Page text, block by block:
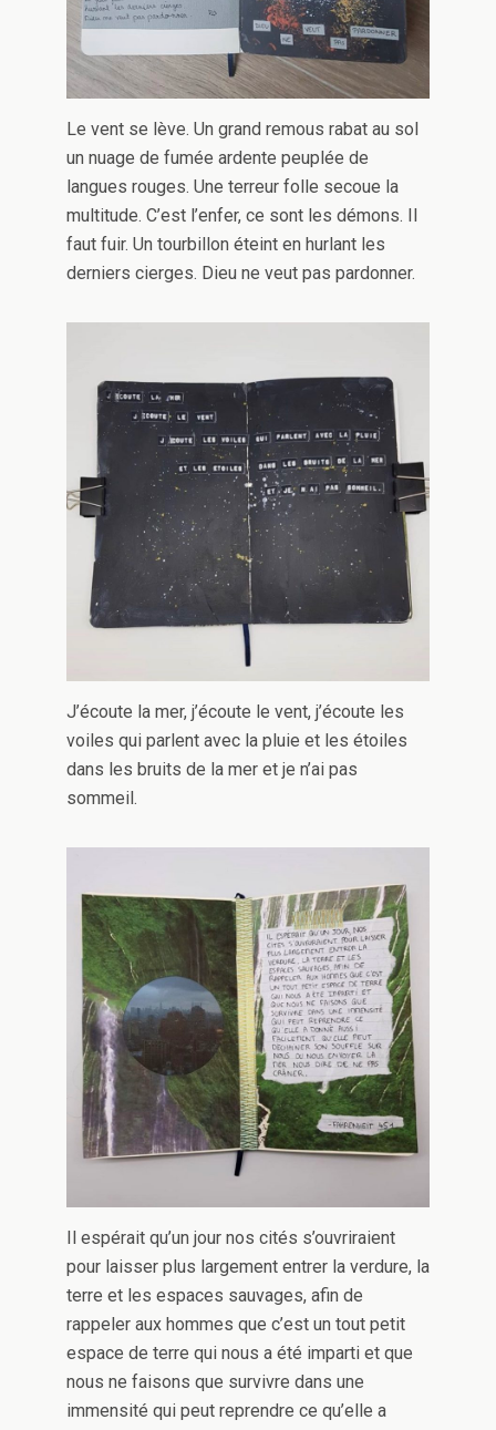
Le vent se lève. Un grand remous rabat au sol
un nuage de fumée ardente peuplée de
langues rouges. Une terreur folle secoue la
multitude. C’est l’enfer, ce sont les démons. Il
faut fuir. Un tourbillon éteint en hurlant les
derniers cierges. Dieu ne veut pas pardonner.
J’écoute la mer, j’écoute le vent, j’écoute les
voiles qui parlent avec la pluie et les étoiles
dans les bruits de la mer et je n’ai pas
sommeil.
Il espérait qu’un jour nos cités s’ouvriraient
pour laisser plus largement entrer la verdure, la
terre et les espaces sauvages, afin de
rappeler aux hommes que c’est un tout petit
espace de terre qui nous a été imparti et que
nous ne faisons que survivre dans une
immensité qui peut reprendre ce qu’elle a